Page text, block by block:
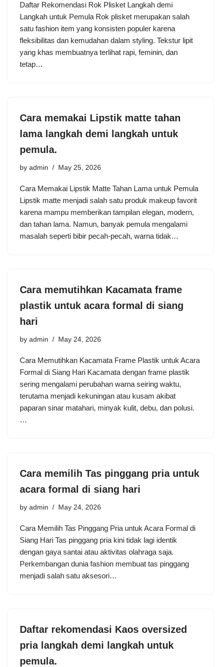
Daftar Rekomendasi Rok Plisket Langkah demi
Langkah untuk Pemula Rok plisket merupakan salah
satu fashion item yang konsisten populer karena
fleksibilitas dan kemudahan dalam styling. Tekstur lipit
yang khas membuatnya terlihat rapi, feminin, dan
tetap…
Cara memakai Lipstik matte tahan
lama langkah demi langkah untuk
pemula.
by admin May 25, 2026
Cara Memakai Lipstik Matte Tahan Lama untuk Pemula
Lipstik matte menjadi salah satu produk makeup favorit
karena mampu memberikan tampilan elegan, modern,
dan tahan lama. Namun, banyak pemula mengalami
masalah seperti bibir pecah-pecah, warna tidak…
Cara memutihkan Kacamata frame
plastik untuk acara formal di siang
hari
by admin May 24, 2026
Cara Memutihkan Kacamata Frame Plastik untuk Acara
Formal di Siang Hari Kacamata dengan frame plastik
sering mengalami perubahan warna seiring waktu,
terutama menjadi kekuningan atau kusam akibat
paparan sinar matahari, minyak kulit, debu, dan polusi.
…
Cara memilih Tas pinggang pria untuk
acara formal di siang hari
by admin May 24, 2026
Cara Memilih Tas Pinggang Pria untuk Acara Formal di
Siang Hari Tas pinggang pria kini tidak lagi identik
dengan gaya santai atau aktivitas olahraga saja.
Perkembangan dunia fashion membuat tas pinggang
menjadi salah satu aksesori…
Daftar rekomendasi Kaos oversized
pria langkah demi langkah untuk
pemula.